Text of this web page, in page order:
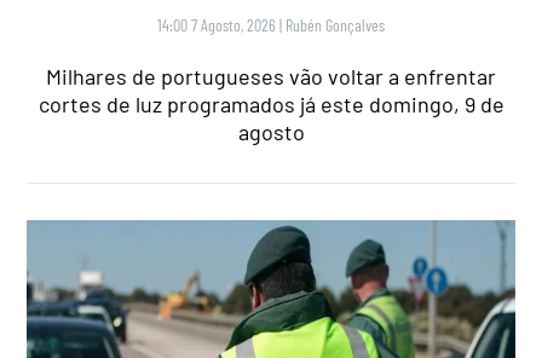
14:00 7 Agosto, 2026 | Rubén Gonçalves
Milhares de portugueses vão voltar a enfrentar
cortes de luz programados já este domingo, 9 de
agosto